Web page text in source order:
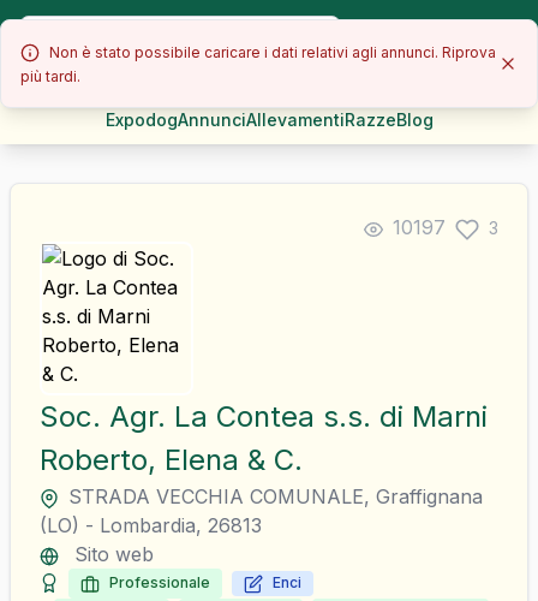
Non è stato possibile caricare i dati relativi agli annunci. Riprova
più tardi.
ExpodogAnnunciAllevamentiRazzeBlog
Soc. Agr. La Contea s.s. di Marni
Roberto, Elena & C.
STRADA VECCHIA COMUNALE, Graffignana
(LO) - Lombardia, 26813
Sito web
Professionale
Enci
10197 3